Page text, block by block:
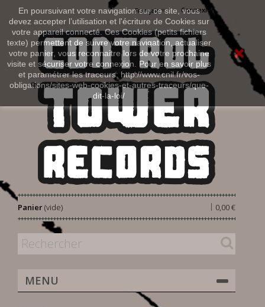
En poursuivant votre navigation sur ce site, vous
devez accepter l’utilisation et l'écriture de Cookies sur
votre appareil connecté. Ces Cookies (petits fichiers
texte) permettent de suivre votre navigation, actualiser
votre panier, vous reconnaitre lors de votre prochaine
visite et sécuriser votre connexion. Pour en savoir plus
et paramétrer les traceurs: http://www.cnil.fr/vos-
obligations/sites-web-cookies-et-autres-traceurs/que-
dit-la-loi/
Connexion
Français
Panier 0,00 €
|
(vide)
MENU